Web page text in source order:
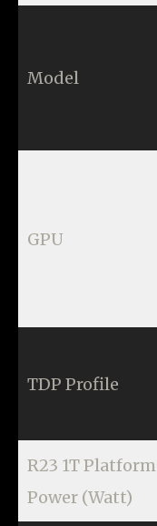
Model
GPU
TDP Profile
R23 1T Platform
Power (Watt)